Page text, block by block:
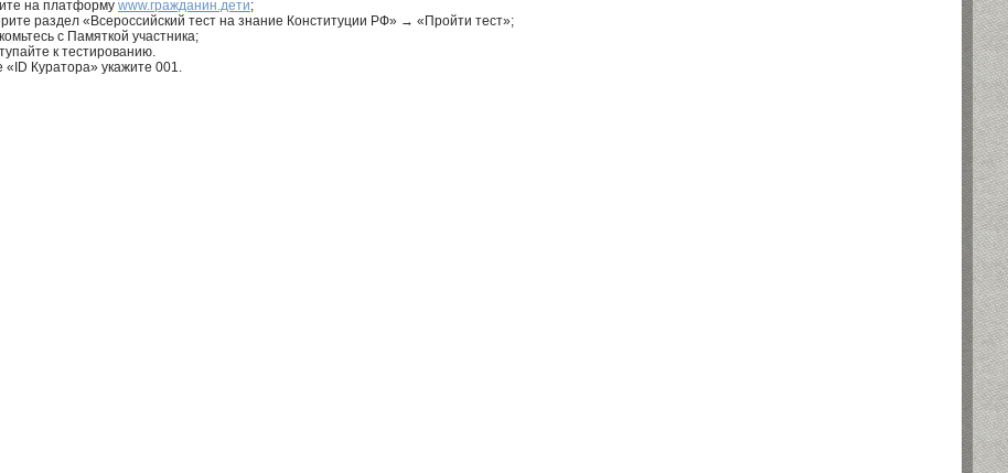
на платформу www.гражданин.дети;
раздел «Всероссийский тест на знание Конституции РФ» → «Пройти тест»;
с Памяткой участника;
к тестированию.
«ID Куратора» укажите 001.